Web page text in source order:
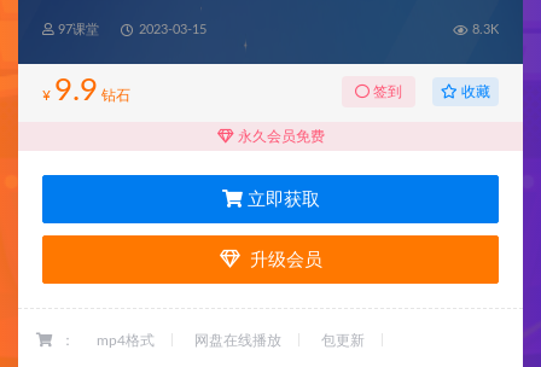
97课堂 2023-03-15 8.3K
¥ 9.9 钻石 签到 收藏
永久会员免费
立即获取
升级会员
： mp4格式 网盘在线播放 包更新